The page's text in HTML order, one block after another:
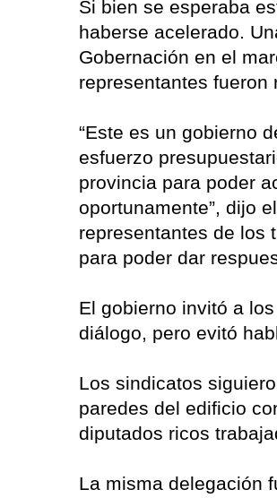
Si bien se esperaba
haberse acelerado.
Gobernación en el
representantes fueron
“Este es un gobierno
esfuerzo
provincia para poder
oportunamente”, dijo
representantes de los
para poder dar
El gobierno invitó a
diálogo, pero evitó
Los sindicatos
paredes del edificio
diputados ricos
La misma delegación